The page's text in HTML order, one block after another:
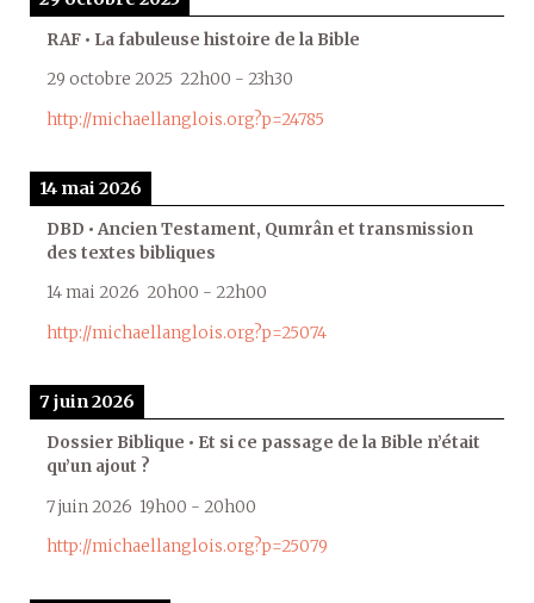
RAF • La fabuleuse histoire de la Bible
29 octobre 2025 22h00 - 23h30
http://michaellanglois.org?p=24785
14 mai 2026
DBD • Ancien Testament, Qumrân et transmission
des textes bibliques
14 mai 2026 20h00 - 22h00
http://michaellanglois.org?p=25074
7 juin 2026
Dossier Biblique • Et si ce passage de la Bible n’était
qu’un ajout ?
7 juin 2026 19h00 - 20h00
http://michaellanglois.org?p=25079